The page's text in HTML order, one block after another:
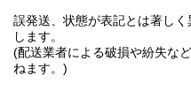
誤発送、状態が表記とは著し
します。
(配送業者による破損や紛失な
ねます。)